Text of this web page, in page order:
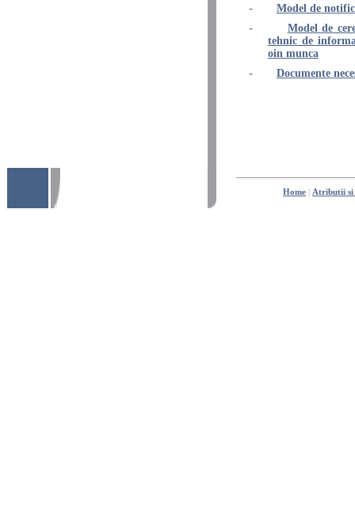
- Model de
-
Model de
tehnic de
oin munca
- Documente
Home | Atributii